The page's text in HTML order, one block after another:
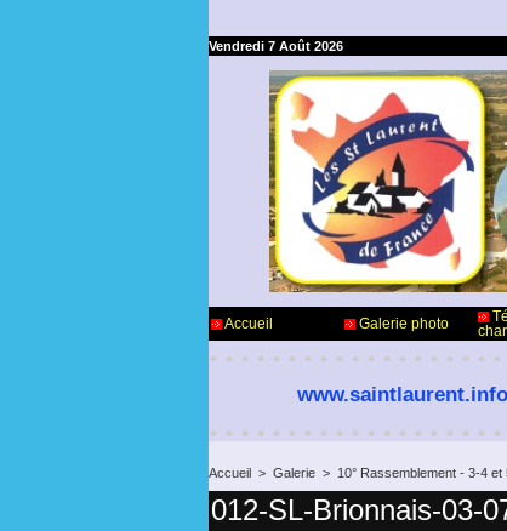
Vendredi 7 Août 2026
Accueil Galerie photo
Accueil > Galerie > 10° Rassemblement - 3-4
012-SL-Brionnais-03-